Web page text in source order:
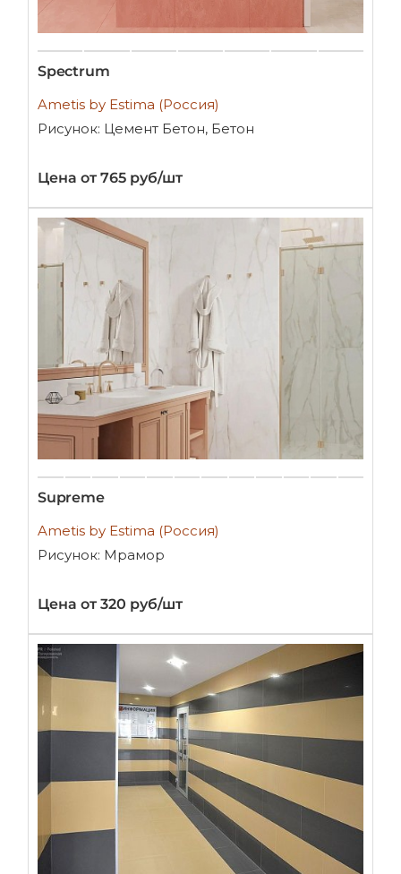
Spectrum
Ametis by Estima (Россия)
Рисунок: Цемент Бетон, Бетон
Цена от 765 руб/шт
Supreme
Ametis by Estima (Россия)
Рисунок: Мрамор
Цена от 320 руб/шт